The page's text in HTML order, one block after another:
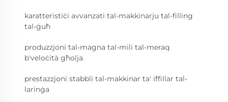
karatteristiċi avvanzati tal-makkinarju tal-filling
tal-ġuħ
produzzjoni tal-magna tal-mili tal-meraq
b'veloċità għolja
prestazzjoni stabbli tal-makkinar ta' iffillar tal-
larinġa